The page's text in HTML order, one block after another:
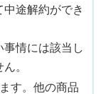
中途解約ができ
情には該当し
。
す。他の商品